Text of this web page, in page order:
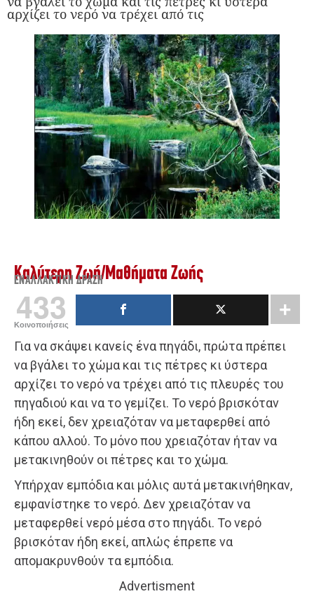
αρχίζει το νερό να τρέχει από τις
Καλύτερη Ζωή/Μαθήματα Ζωής
ΕΝΑΛΛΑΚΤΙΚΉ ΔΡΆΣΗ
433
Κοινοποιήσεις
Για να σκάψει κανείς ένα πηγάδι, πρώτα πρέπει
να βγάλει το χώμα και τις πέτρες κι ύστερα
αρχίζει το νερό να τρέχει από τις πλευρές του
πηγαδιού και να το γεμίζει. Το νερό βρισκόταν
ήδη εκεί, δεν χρειαζόταν να μεταφερθεί από
κάπου αλλού. Το μόνο που χρειαζόταν ήταν να
μετακινηθούν οι πέτρες και το χώμα.
Υπήρχαν εμπόδια και μόλις αυτά μετακινήθηκαν,
εμφανίστηκε το νερό. Δεν χρειαζόταν να
μεταφερθεί νερό μέσα στο πηγάδι. Το νερό
βρισκόταν ήδη εκεί, απλώς έπρεπε να
απομακρυνθούν τα εμπόδια.
Advertisment